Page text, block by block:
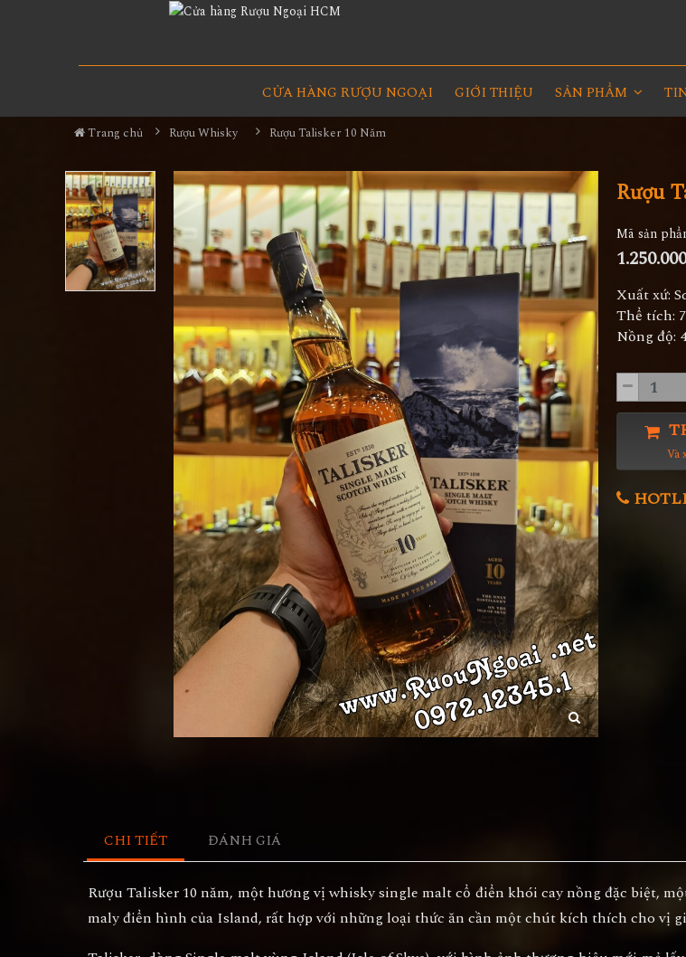
CỬA HÀNG RƯỢU NGOẠI GIỚI THIỆU SẢN PHẨM
Trang chủ Rượu Whisky Rượu Talisker 10 Năm
Rượu
Mã sản
Xuất xứ:
Thể tích:
Nồng độ:
Và
CHI TIẾT ĐÁNH GIÁ
Rượu Talisker 10 năm, một hương vị whisky single malt cổ điển khói cay nồng đặc biệt,
maly điển hình của Island, rất hợp với những loại thức ăn cần một chút kích thích cho vị